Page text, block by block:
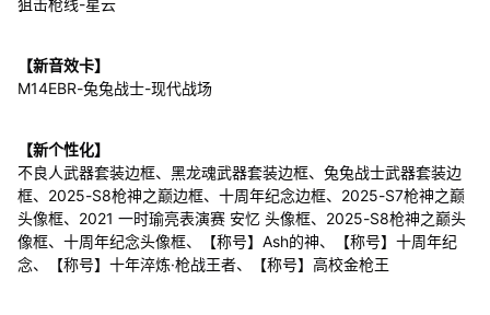
狙击枪线-星云
【新音效卡】
M14EBR-兔兔战士-现代战场
【新个性化】
不良人武器套装边框、黑龙魂武器套装边框、兔兔战士武器套装边
框、2025-S8枪神之巅边框、十周年纪念边框、2025-S7枪神之巅
头像框、2021 一时瑜亮表演赛 安忆 头像框、2025-S8枪神之巅头
像框、十周年纪念头像框、【称号】Ash的神、【称号】十周年纪
念、【称号】十年淬炼·枪战王者、【称号】高校金枪王